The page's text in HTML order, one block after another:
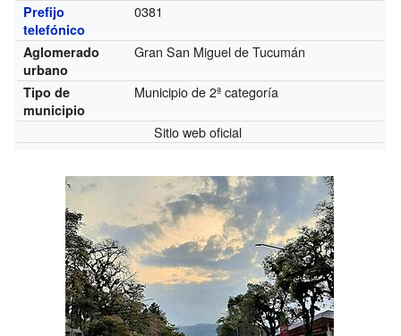
Prefijo
telefónico
0381
Aglomerado
urbano
Gran San Miguel de Tucumán
Tipo de
municipio
Municipio de 2ª categoría
Sitio web oficial